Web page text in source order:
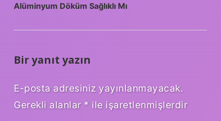
Alüminyum Döküm Sağlıklı Mı
Bir yanıt yazın
E-posta adresiniz yayınlanmayacak.
Gerekli alanlar * ile işaretlenmişlerdir